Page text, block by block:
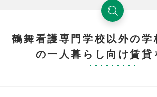
鶴舞看護専門学校以外の学
の一人暮らし向け賃貸